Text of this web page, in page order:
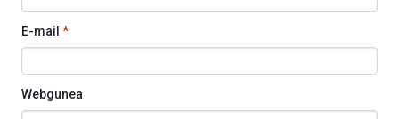
E-mail *
Webgunea